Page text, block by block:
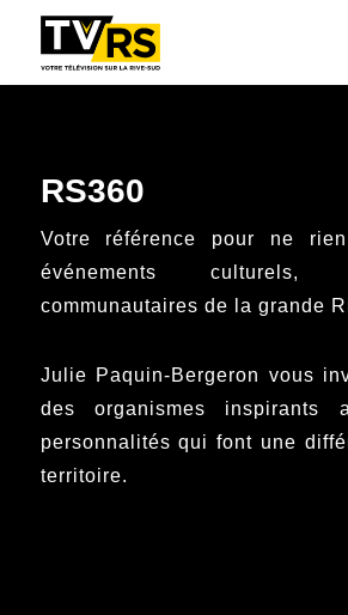
RS360
Votre référence pour ne
événements
communautaires de la grande
Julie Paquin-Bergeron vous
des organismes inspirants
personnalités qui font une
territoire.